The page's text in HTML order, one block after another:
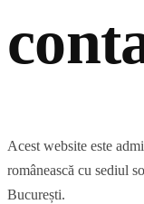
Acest website este
românească cu sediul
București.